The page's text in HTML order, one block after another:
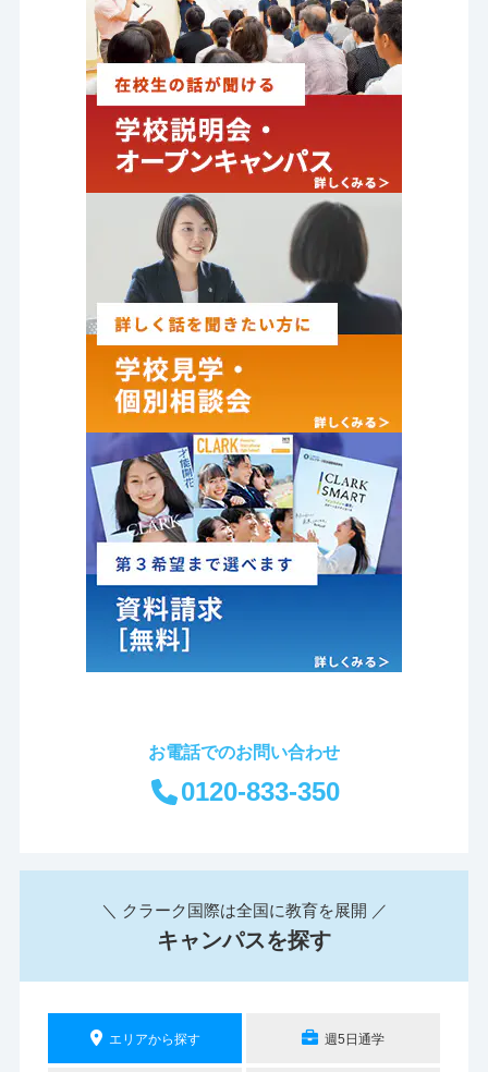
お電話でのお問い合わせ
0120-833-350
＼ クラーク国際は全国に教育を展開 ／
キャンパスを探す
エリアから探す 週5日通学